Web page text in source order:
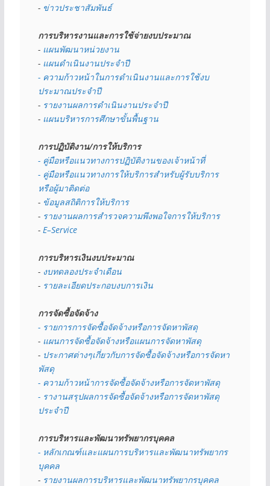
- ข่าวประชาสัมพันธ์
การบริหารงานและการใช้จ่ายงบประมาณ
- แผนพัฒนาหน่วยงาน
- แผนดำเนินงานประจำปี
- ความก้าวหน้าในการดำเนินงานและการใช้งบ
ประมาณประจำปี
- รายงานผลการดำเนินงานประจำปี
- แผนบริหารการศึกษาขั้นพื้นฐาน
การปฏิบัติงาน/การให้บริการ
- คู่มือหรือแนวทางการปฏิบัติงานของเจ้าหน้าที่
- คู่มือหรือแนวทางการให้บริการสำหรับผู้รับบริการ
หรือผู้มาติดต่อ
- ข้อมูลสถิติการให้บริการ
- รายงานผลการสำรวจความพึงพอใจการให้บริการ
- E–Service
การบริหารเงินงบประมาณ
- งบทดลองประจำเดือน
- รายละเอียดประกอบงบการเงิน
การจัดซื้อจัดจ้าง
- รายการการจัดซื้อจัดจ้างหรือการจัดหาพัสดุ
- แผนการจัดซื้อจัดจ้างหรือแผนการจัดหาพัสดุ
- ประกาศต่างๆเกี่ยวกับการจัดซื้อจัดจ้างหรือการจัดหา
พัสดุ
- ความก้าวหน้าการจัดซื้อจัดจ้างหรือการจัดหาพัสดุ
- รางานสรุปผลการจัดซื้อจัดจ้างหรือการจัดหาพัสดุ
ประจำปี
การบริหารและพัฒนาทรัพยากรบุคคล
- หลักเกณฑ์และแผนการบริหารและพัฒนาทรัพยากร
บุคคล
- รายงานผลการบริหารและพัฒนาทรัพยากรบุคคล